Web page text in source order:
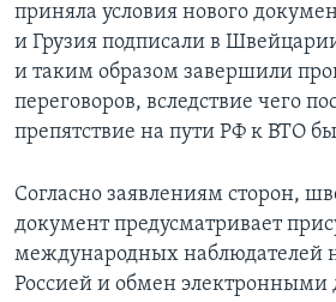
приняла условия нового
и Грузия подписали в
и таким образом завершили
переговоров, вследствие чего
препятствие на пути РФ к ВТО
Согласно заявлениям сторон,
документ предусматривает
международных наблюдателей
Россией и обмен